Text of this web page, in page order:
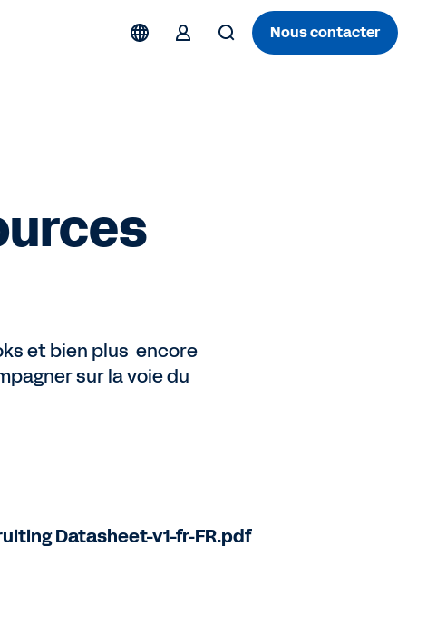
Nous contacter
et bien plus encore
sur la voie du
Datasheet-v1-fr-FR.pdf